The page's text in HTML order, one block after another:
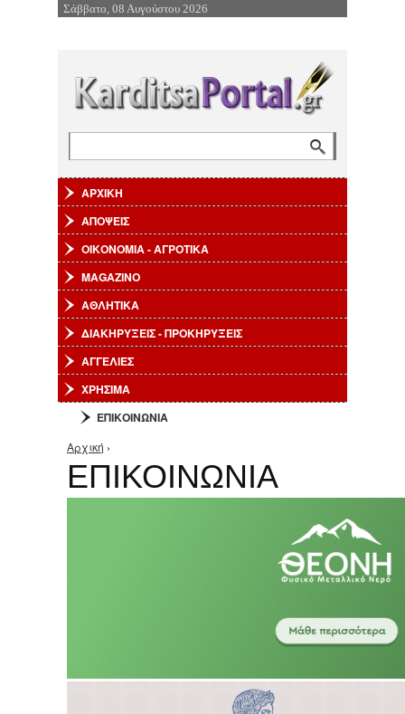
Επιστροφή στην Πλοήγηση
Σάββατο, 08 Αυγούστου 2026
ΑΡΧΙΚΗ
ΑΠΟΨΕΙΣ
ΟΙΚΟΝΟΜΙΑ - ΑΓΡΟΤΙΚΑ
MAGAZINO
ΑΘΛΗΤΙΚΑ
ΔΙΑΚΗΡΥΞΕΙΣ - ΠΡΟΚΗΡΥΞΕΙΣ
ΑΓΓΕΛΙΕΣ
ΧΡΗΣΙΜΑ
ΕΠΙΚΟΙΝΩΝΙΑ
Είστε εδώ
Αρχική ›
ΕΠΙΚΟΙΝΩΝΙΑ